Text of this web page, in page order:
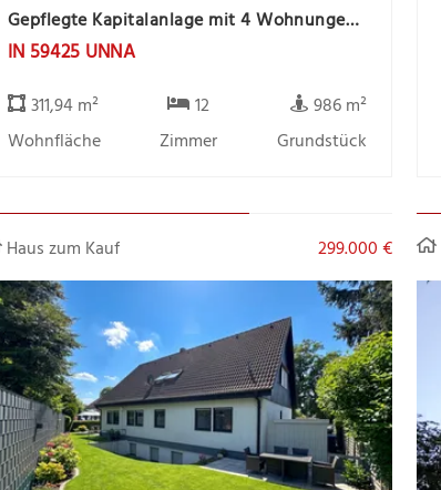
Gepflegte Kapitalanlage mit 4 Wohnungen und 4 Garagen, ruhige Lage
IN 59425 UNNA
311,94 m²
Wohnfläche
12
Zimmer
986 m²
Grundstück
Haus zum Kauf 299.000 €